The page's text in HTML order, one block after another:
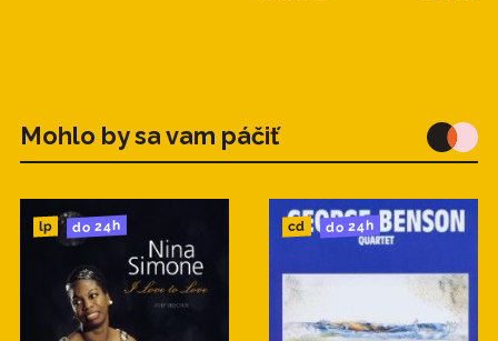
Mohlo by sa vam páčiť
lp do 24h cd do 24h